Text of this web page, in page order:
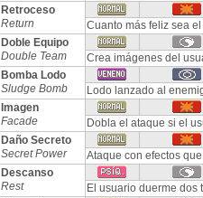
Retroceso
Return
Cuanto más feliz sea
Doble Equipo
Double Team
Crea imágenes del
Bomba Lodo
Sludge Bomb
Lodo lanzado al
Imagen
Facade
Dobla el ataque si el
Daño Secreto
Secret Power
Ataque con efectos
Descanso
Rest
El usuario duerme dos